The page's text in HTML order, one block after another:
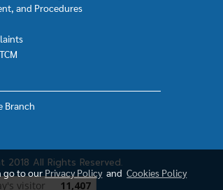
and Procedures
Branch
2018 All Rights Reserved.
visitor
11,407
go to our Privacy PolicyandCookies Policy